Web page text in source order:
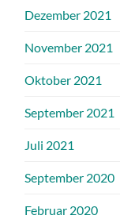
Dezember 2021
November 2021
Oktober 2021
September 2021
Juli 2021
September 2020
Februar 2020